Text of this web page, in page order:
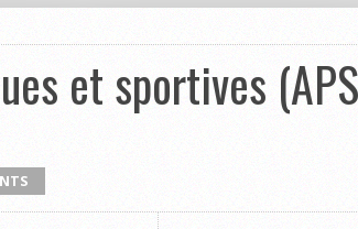
et sportives